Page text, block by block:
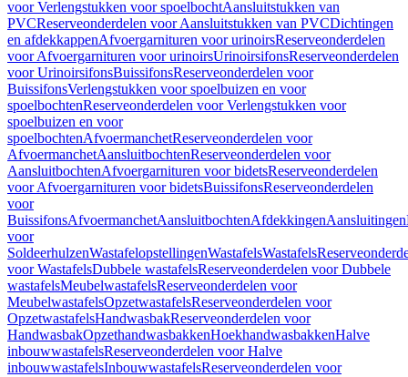
voor Verlengstukken voor spoelbochtAansluitstukken van
PVCReserveonderdelen voor Aansluitstukken van PVCDichtingen
en afdekkappenAfvoergarnituren voor urinoirsReserveonderdelen
voor Afvoergarnituren voor urinoirsUrinoirsifonsReserveonderdelen
voor UrinoirsifonsBuissifonsReserveonderdelen voor
BuissifonsVerlengstukken voor spoelbuizen en voor
spoelbochtenReserveonderdelen voor Verlengstukken voor
spoelbuizen en voor
spoelbochtenAfvoermanchetReserveonderdelen voor
AfvoermanchetAansluitbochtenReserveonderdelen voor
AansluitbochtenAfvoergarnituren voor bidetsReserveonderdelen
voor Afvoergarnituren voor bidetsBuissifonsReserveonderdelen
voor
BuissifonsAfvoermanchetAansluitbochtenAfdekkingenAansluitingen
voor
SoldeerhulzenWastafelopstellingenWastafelsWastafels
voor WastafelsDubbele wastafelsReserveonderdelen voor Dubbele
wastafelsMeubelwastafelsReserveonderdelen voor
MeubelwastafelsOpzetwastafelsReserveonderdelen voor
OpzetwastafelsHandwasbakReserveonderdelen voor
HandwasbakOpzethandwasbakkenHoekhandwasbakkenHalve
inbouwwastafelsReserveonderdelen voor Halve
inbouwwastafelsInbouwwastafelsReserveonderdelen voor